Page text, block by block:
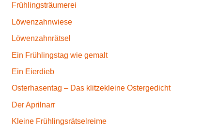
Frühlingsträumerei
Löwenzahnwiese
Löwenzahnrätsel
Ein Frühlingstag wie gemalt
Ein Eierdieb
Osterhasentag – Das klitzekleine Ostergedicht
Der Aprilnarr
Kleine Frühlingsrätselreime